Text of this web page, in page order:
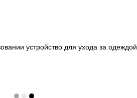
устройство для ухода за одеждой.